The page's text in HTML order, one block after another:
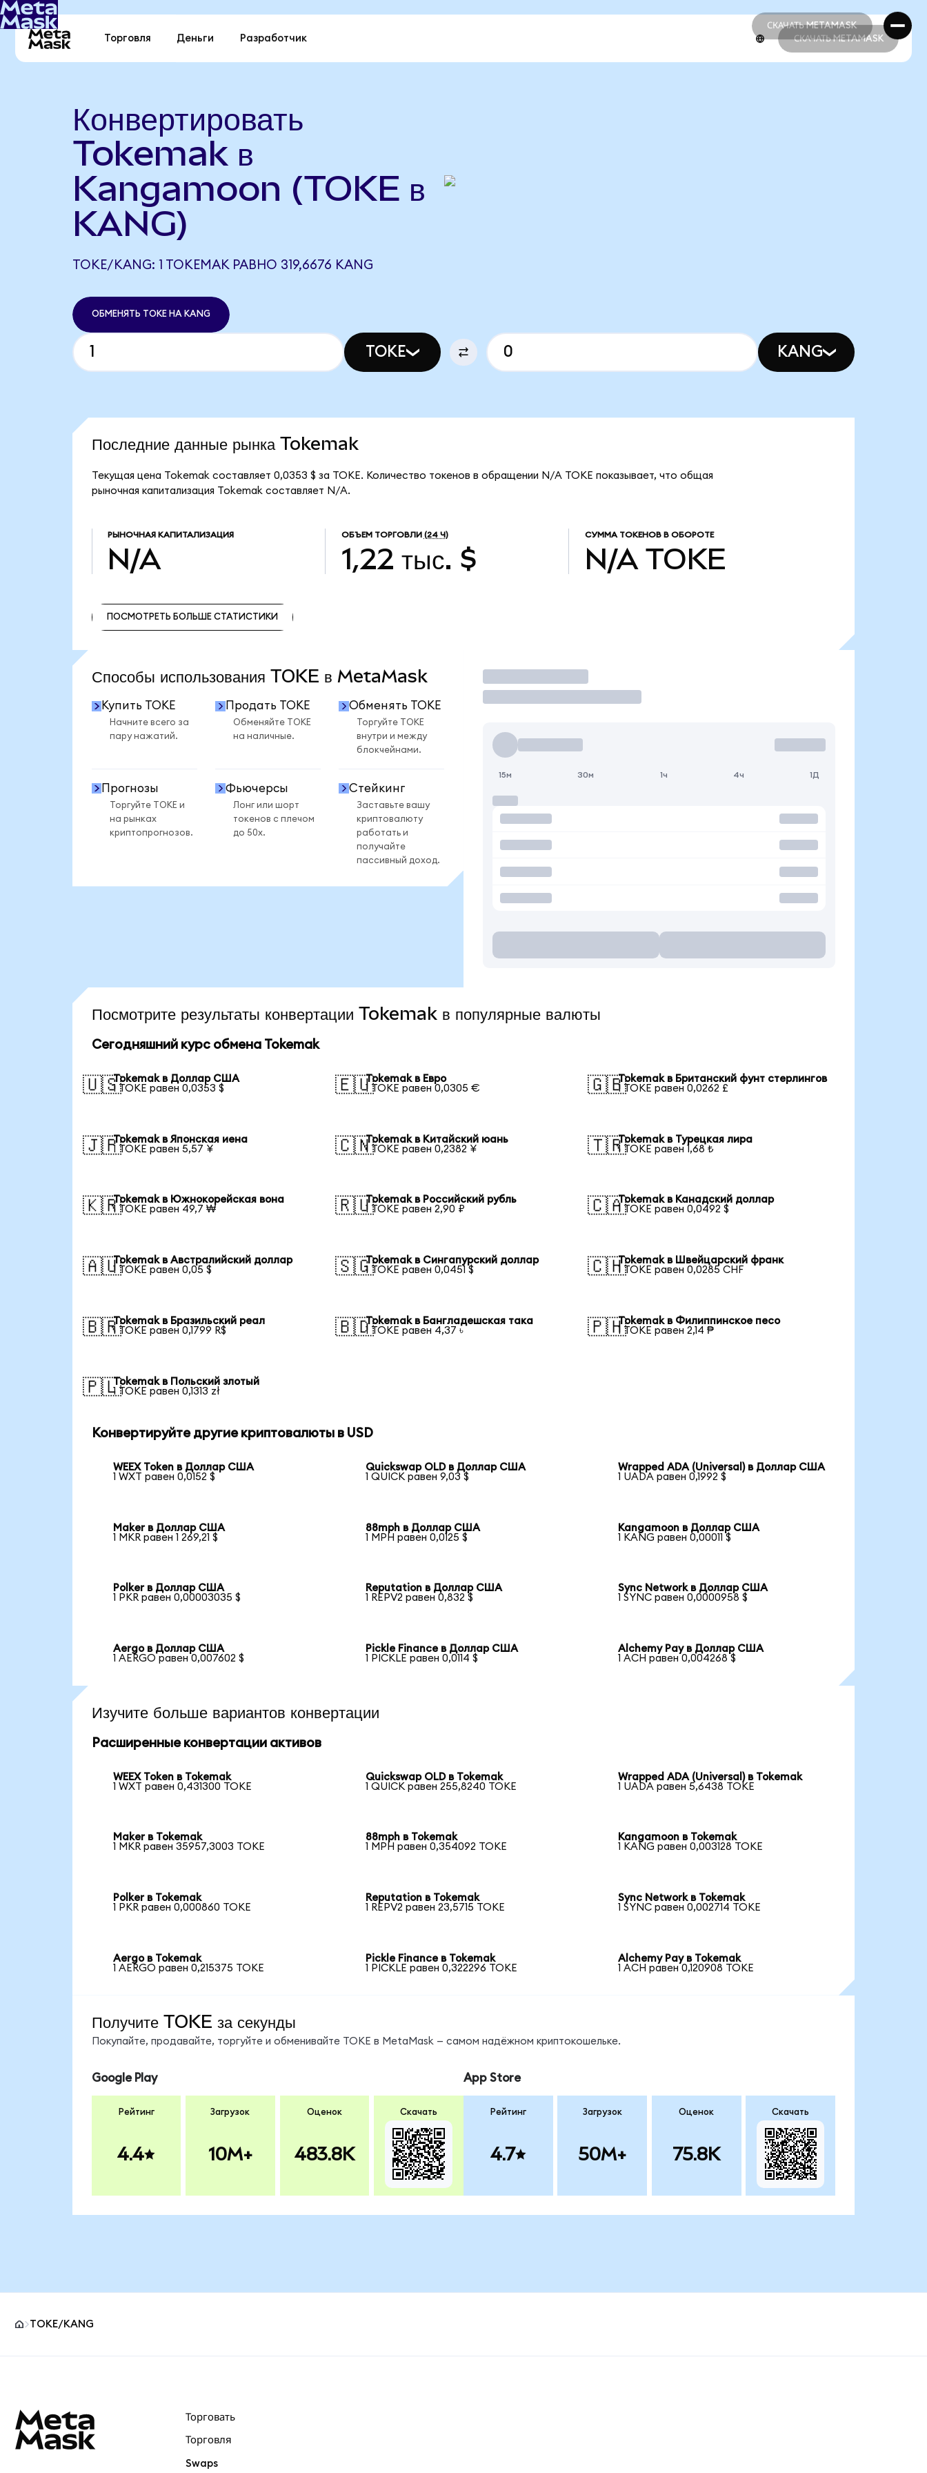
СКАЧАТЬ METAMASK
СКАЧАТЬ METAMASK
Торговля Деньги Разработчик СКАЧАТЬ METAMASK
Конвертировать
Tokemak в
Kangamoon (TOKE в
KANG)
TOKE/KANG: 1 TOKEMAK РАВНО 319,6676 KANG
ОБМЕНЯТЬ TOKE НА KANG
TOKE KANG
Последние данные рынка Tokemak
Текущая цена Tokemak составляет 0,0353 $ за TOKE. Количество токенов в обращении N/A TOKE показывает, что общая
рыночная капитализация Tokemak составляет N/A.
РЫНОЧНАЯ КАПИТАЛИЗАЦИЯ
N/A
ОБЪЕМ ТОРГОВЛИ (24 Ч)
1,22 тыс. $
СУММА ТОКЕНОВ В ОБОРОТЕ
N/A TOKE
ПОСМОТРЕТЬ БОЛЬШЕ СТАТИСТИКИ
Способы использования TOKE в MetaMask
Купить TOKE
Начните всего за
пару нажатий.
Продать TOKE
Обменяйте TOKE
на наличные.
Обменять TOKE
Торгуйте TOKE
внутри и между
блокчейнами.
Прогнозы
Торгуйте TOKE и
на рынках
криптопрогнозов.
Фьючерсы
Лонг или шорт
токенов с плечом
до 50x.
Стейкинг
Заставьте вашу
криптовалюту
работать и
получайте
пассивный доход.
Торговать
15м 30м 1ч 4ч 1Д
Посмотрите результаты конвертации Tokemak в популярные валюты
Сегодняшний курс обмена Tokemak
🇺🇸Tokemak в Доллар США
1 TOKE равен 0,0353 $
🇪🇺Tokemak в Евро
1 TOKE равен 0,0305 €
🇬🇧Tokemak в Британский фунт стерлингов
1 TOKE равен 0,0262 £
🇯🇵Tokemak в Японская иена
1 TOKE равен 5,57 ¥
🇨🇳Tokemak в Китайский юань
1 TOKE равен 0,2382 ¥
🇹🇷Tokemak в Турецкая лира
1 TOKE равен 1,68 ₺
🇰🇷Tokemak в Южнокорейская вона
1 TOKE равен 49,7 ₩
🇷🇺Tokemak в Российский рубль
1 TOKE равен 2,90 ₽
🇨🇦Tokemak в Канадский доллар
1 TOKE равен 0,0492 $
🇦🇺Tokemak в Австралийский доллар
1 TOKE равен 0,05 $
🇸🇬Tokemak в Сингапурский доллар
1 TOKE равен 0,0451 $
🇨🇭Tokemak в Швейцарский франк
1 TOKE равен 0,0285 CHF
🇧🇷Tokemak в Бразильский реал
1 TOKE равен 0,1799 R$
🇧🇩Tokemak в Бангладешская така
1 TOKE равен 4,37 ৳
🇵🇭Tokemak в Филиппинское песо
1 TOKE равен 2,14 ₱
🇵🇱Tokemak в Польский злотый
1 TOKE равен 0,1313 zł
Конвертируйте другие криптовалюты в USD
WEEX Token в Доллар США
1 WXT равен 0,0152 $
Quickswap OLD в Доллар США
1 QUICK равен 9,03 $
Wrapped ADA (Universal) в Доллар США
1 UADA равен 0,1992 $
Maker в Доллар США
1 MKR равен 1 269,21 $
88mph в Доллар США
1 MPH равен 0,0125 $
Kangamoon в Доллар США
1 KANG равен 0,00011 $
Polker в Доллар США
1 PKR равен 0,00003035 $
Reputation в Доллар США
1 REPV2 равен 0,832 $
Sync Network в Доллар США
1 SYNC равен 0,0000958 $
Aergo в Доллар США
1 AERGO равен 0,007602 $
Pickle Finance в Доллар США
1 PICKLE равен 0,0114 $
Alchemy Pay в Доллар США
1 ACH равен 0,004268 $
Изучите больше вариантов конвертации
Расширенные конвертации активов
WEEX Token в Tokemak
1 WXT равен 0,431300 TOKE
Quickswap OLD в Tokemak
1 QUICK равен 255,8240 TOKE
Wrapped ADA (Universal) в Tokemak
1 UADA равен 5,6438 TOKE
Maker в Tokemak
1 MKR равен 35957,3003 TOKE
88mph в Tokemak
1 MPH равен 0,354092 TOKE
Kangamoon в Tokemak
1 KANG равен 0,003128 TOKE
Polker в Tokemak
1 PKR равен 0,000860 TOKE
Reputation в Tokemak
1 REPV2 равен 23,5715 TOKE
Sync Network в Tokemak
1 SYNC равен 0,002714 TOKE
Aergo в Tokemak
1 AERGO равен 0,215375 TOKE
Pickle Finance в Tokemak
1 PICKLE равен 0,322296 TOKE
Alchemy Pay в Tokemak
1 ACH равен 0,120908 TOKE
Получите TOKE за секунды
Покупайте, продавайте, торгуйте и обменивайте TOKE в MetaMask — самом надёжном криптокошельке.
Google Play
Рейтинг
4.4
Загрузок
10M+
Оценок
483.8K
Скачать
App Store
Рейтинг
4.7
Загрузок
50M+
Оценок
75.8K
Скачать
TOKE/KANG
Торговать
Торговля
Swaps